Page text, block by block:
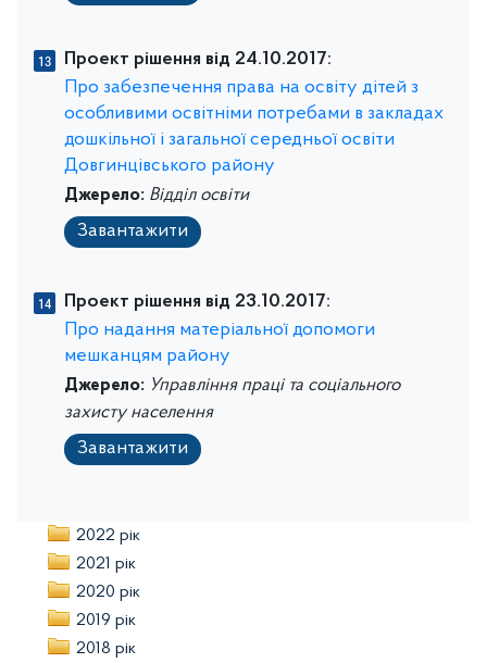
Проект рішення від 24.10.2017:
Про забезпечення права на освіту дітей з
особливими освітніми потребами в закладах
дошкільної і загальної середньої освіти
Довгинцівського району
Джерело: Відділ освіти
Завантажити
Проект рішення від 23.10.2017:
Про надання матеріальної допомоги
мешканцям району
Джерело: Управління праці та соціального
захисту населення
Завантажити
2022 рік
2021 рік
2020 рік
2019 рік
2018 рік